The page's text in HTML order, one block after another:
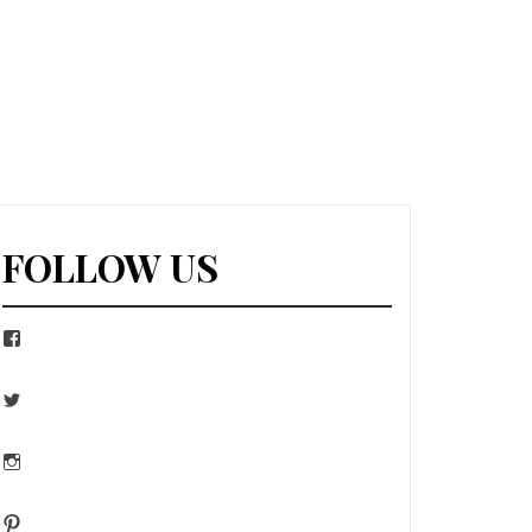
FOLLOW US
Facebook
Twitter
Instagram
Pinterest